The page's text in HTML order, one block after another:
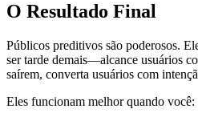
O Resultado Final
Públicos preditivos são poderosos.
ser tarde demais—alcance usuários
saírem, converta usuários com
Eles funcionam melhor quando você: